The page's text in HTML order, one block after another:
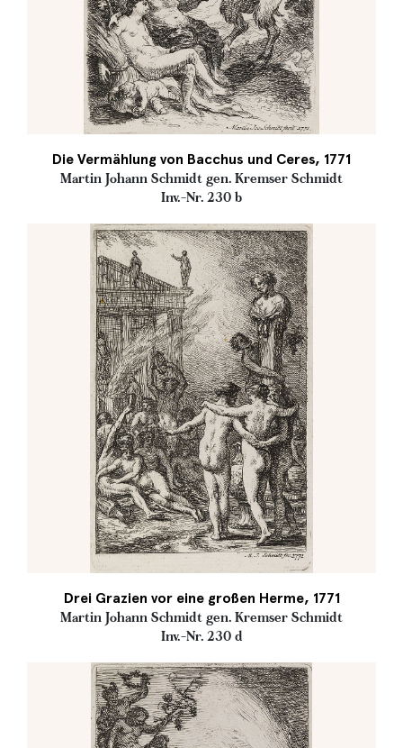
Die Vermählung von Bacchus und Ceres, 1771
Martin Johann Schmidt gen. Kremser Schmidt
Inv.-Nr. 230 b
Drei Grazien vor eine großen Herme, 1771
Martin Johann Schmidt gen. Kremser Schmidt
Inv.-Nr. 230 d